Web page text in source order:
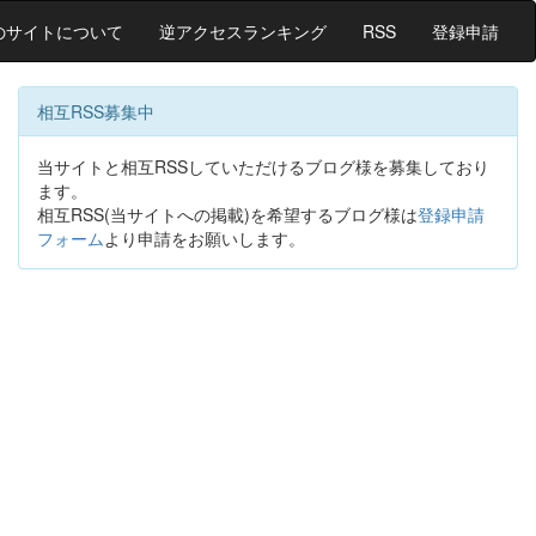
サイトについて 逆アクセスランキング RSS 登録申請
相互RSS募集中
当サイトと相互RSSしていただけるブログ様を募集しており
ます。
相互RSS(当サイトへの掲載)を希望するブログ様は登録申請
フォームより申請をお願いします。